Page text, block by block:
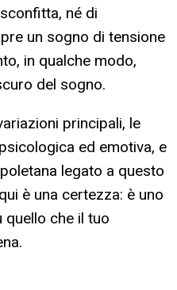
né di
un sogno di tensione
in qualche modo,
del sogno.
principali, le
ed emotiva, e
legato a questo
è una certezza: è uno
che il tuo